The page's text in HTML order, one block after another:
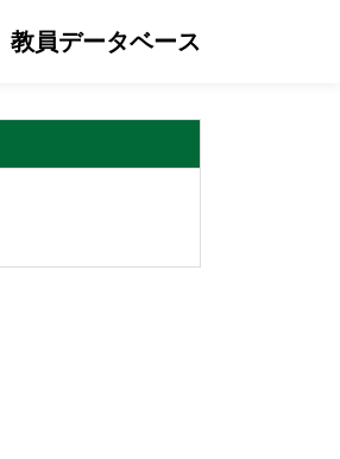
教員データベース